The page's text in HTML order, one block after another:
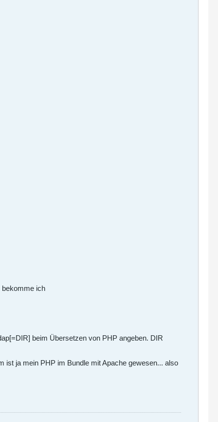
bekomme ich
beim Übersetzen von PHP angeben. DIR
ist ja mein PHP im Bundle mit Apache gewesen... also